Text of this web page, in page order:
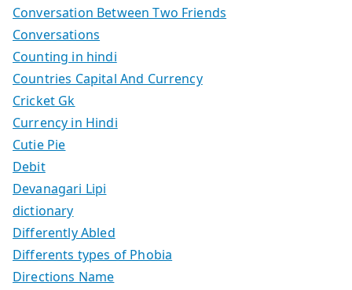
Conversation Between Two Friends
Conversations
Counting in hindi
Countries Capital And Currency
Cricket Gk
Currency in Hindi
Cutie Pie
Debit
Devanagari Lipi
dictionary
Differently Abled
Differents types of Phobia
Directions Name